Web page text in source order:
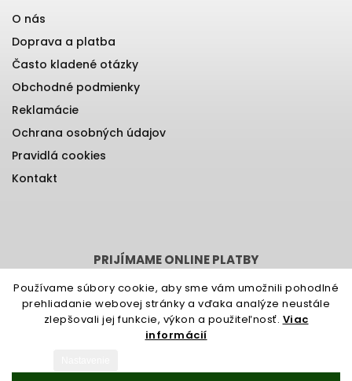
Používame súbory cookie, aby sme vám umožnili pohodlné
prehliadanie webovej stránky a vďaka analýze neustále
zlepšovali jej funkcie, výkon a použiteľnosť. Viac
informácií
O nás
Doprava a platba
Často kladené otázky
Obchodné podmienky
Reklamácie
Ochrana osobných údajov
Pravidlá cookies
Kontakt
PRIJÍMAME ONLINE PLATBY
Vytvoril Shoptet
Upraviť nastavenie cookies